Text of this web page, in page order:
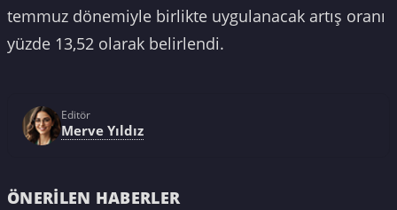
temmuz dönemiyle birlikte uygulanacak artış oranı
yüzde 13,52 olarak belirlendi.
Editör
Merve Yıldız
ÖNERILEN HABERLER